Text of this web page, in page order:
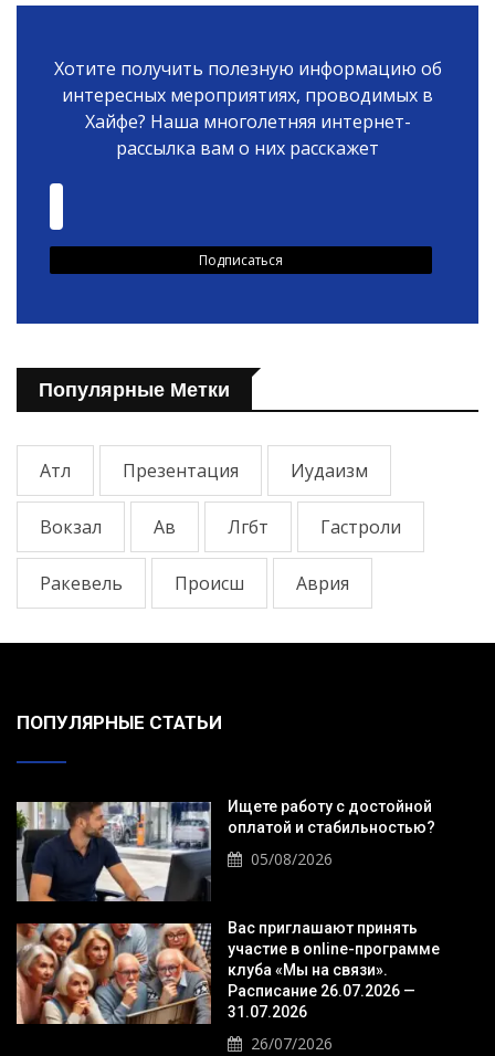
Хотите получить полезную информацию об
интересных мероприятиях, проводимых в
Хайфе? Наша многолетняя интернет-
рассылка вам о них расскажет
Популярные Метки
Атл Презентация Иудаизм
Вокзал Ав Лгбт Гастроли
Ракевель Происш Аврия
ПОПУЛЯРНЫЕ СТАТЬИ
Ищете работу с достойной
оплатой и стабильностью?
05/08/2026
Вас приглашают принять
участие в online-программе
клуба «Мы на связи».
Расписание 26.07.2026 —
31.07.2026
26/07/2026